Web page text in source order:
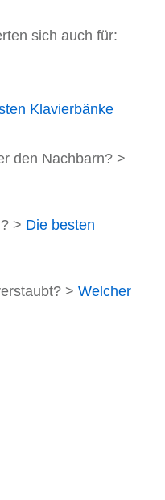
sich auch für:
Klavierbänke
den Nachbarn? >
> Die besten
> Welcher